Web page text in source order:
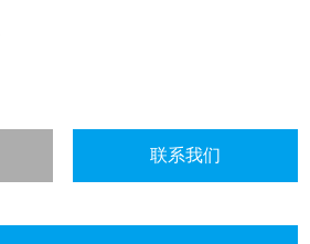
联系我们